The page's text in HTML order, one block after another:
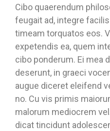
Cibo quaerendum
feugait ad, integre
timeam torquatos eos.
expetendis ea, quem
cibo ponderum. Ei mea
deserunt, in graeci
augue diceret eleifend
no. Cu vis primis
malorum mediocrem
dicat tincidunt